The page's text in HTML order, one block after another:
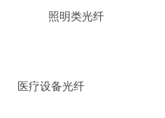
照明类光纤
医疗设备光纤